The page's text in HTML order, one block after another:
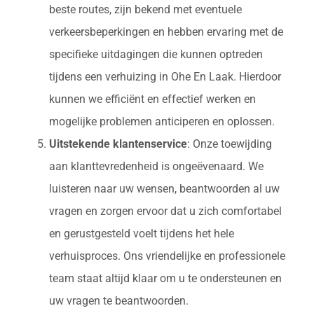
beste routes, zijn bekend met eventuele
verkeersbeperkingen en hebben ervaring met de
specifieke uitdagingen die kunnen optreden
tijdens een verhuizing in Ohe En Laak. Hierdoor
kunnen we efficiënt en effectief werken en
mogelijke problemen anticiperen en oplossen.
Uitstekende klantenservice: Onze toewijding
aan klanttevredenheid is ongeëvenaard. We
luisteren naar uw wensen, beantwoorden al uw
vragen en zorgen ervoor dat u zich comfortabel
en gerustgesteld voelt tijdens het hele
verhuisproces. Ons vriendelijke en professionele
team staat altijd klaar om u te ondersteunen en
uw vragen te beantwoorden.